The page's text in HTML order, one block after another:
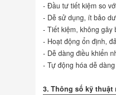
- Đầu tư tiết kiệm so
- Dễ sử dụng, ít bảo
- Tiết kiệm, không
- Hoạt động ổn định,
- Dễ dàng điều khiển
- Tự động hóa dễ dàng
3. Thông số kỹ